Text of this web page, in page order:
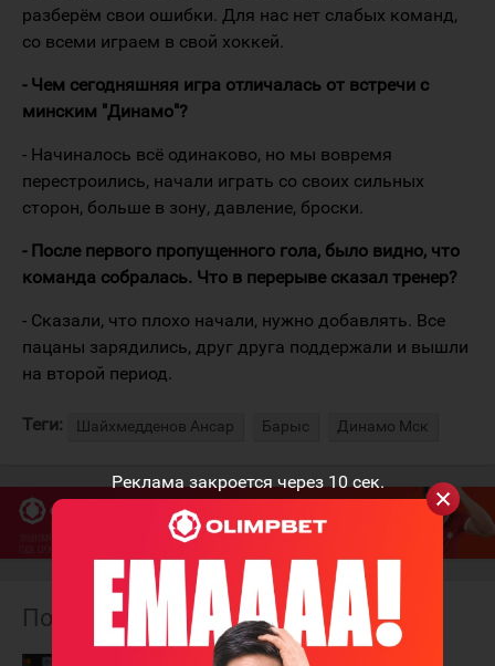
Реклама закроется через10сек.
разберём свои ошибки. Для нас нет слабых команд,
со всеми играем в свой хоккей.
- Чем сегодняшняя игра отличалась от встречи с
минским "Динамо"?
- Начиналось всё одинаково, но мы вовремя
перестроились, начали играть со своих сильных
сторон, больше в зону, давление, броски.
- После первого пропущенного гола, было видно, что
команда собралась. Что в перерыве сказал тренер?
- Сказали, что плохо начали, нужно добавлять. Все
пацаны зарядились, друг друга поддержали и вышли
на второй период.
Теги: Шайхмедденов Ансар Барыс Динамо Мск
Похожие материалы